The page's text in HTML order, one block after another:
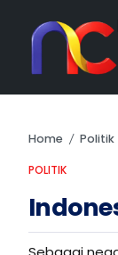
Home / Politik
POLITIK